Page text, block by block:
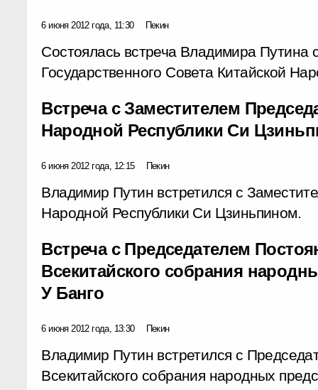
6 июня 2012 года, 11:30 Пекин
Состоялась встреча Владимира Путина
Государственного Совета Китайской
Встреча с Заместителем
Народной Республики Си
6 июня 2012 года, 12:15 Пекин
Владимир Путин встретился с
Народной Республики Си Цзиньпином.
Встреча с Председателем
Всекитайского собрания
У Банго
6 июня 2012 года, 13:30 Пекин
Владимир Путин встретился с
Всекитайского собрания народных